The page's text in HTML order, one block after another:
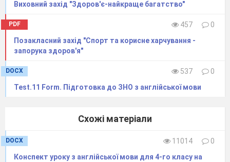
Виховний захід "Здоров'є-найкраще багатство"
PDF 457
0
Позакласний захід "Спорт та корисне харчування -
запорука здоров'я"
DOCX 537
0
Test.11 Form. Підготовка до ЗНО з англійської мови
Схожі матеріали
DOCX 11014
0
Конспект уроку з англійської мови для 4-го класу на